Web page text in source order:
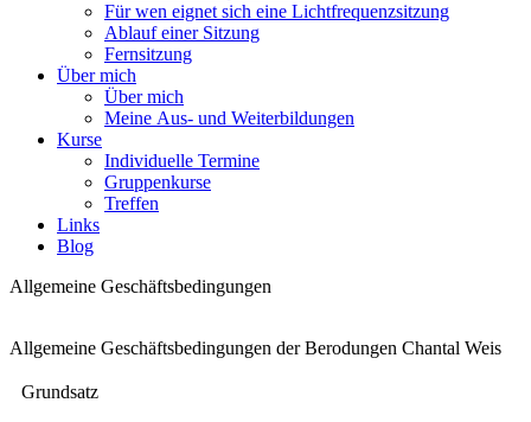
Für wen eignet sich eine Lichtfrequenzsitzung
Ablauf einer Sitzung
Fernsitzung
Über mich
Über mich
Meine Aus- und Weiterbildungen
Kurse
Individuelle Termine
Gruppenkurse
Treffen
Links
Blog
Allgemeine Geschäftsbedingungen
Allgemeine Geschäftsbedingungen der Berodungen Chantal Weis
Grundsatz